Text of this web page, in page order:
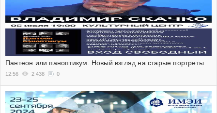
Пантеон или паноптикум. Новый взгляд на старые портреты
12:56 2 438 0